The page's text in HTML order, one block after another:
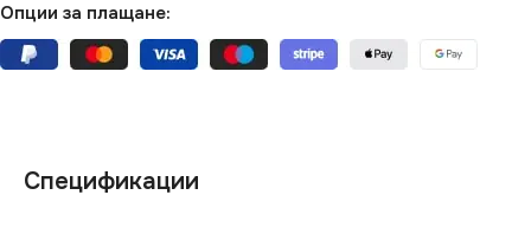
Опции за плащане:
Спецификации